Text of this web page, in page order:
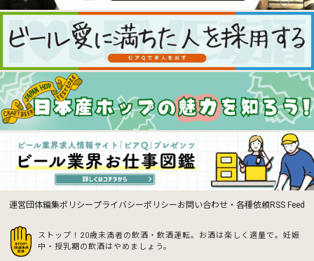
運営団体編集ポリシープライバシーポリシーお問い合わせ・各種依頼RSS Feed
ストップ！20歳未満者の飲酒・飲酒運転。お酒は楽しく適量で。 妊娠
中・授乳期の飲酒はやめましょう。